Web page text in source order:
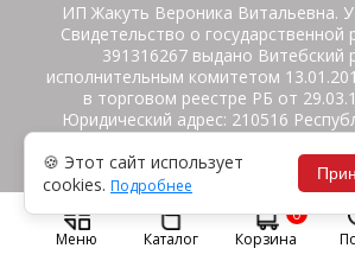
ИП Жакуть Вероника Витальевна.
Свидетельство о государственной
391316267 выдано Витебский
исполнительным комитетом
в торговом реестре РБ от
Юридический адрес: 210516
Витебская область, Витебский
с, аг.Ольгово,
Политика защиты данных
Гарантия/Экспертиза Обмен/
Меню Каталог Корзина
0
🍪 Этот сайт использует
cookies. Подробнее